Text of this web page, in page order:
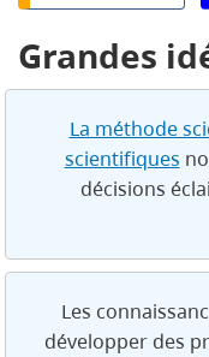
Grandes
La méthode
scientifiques
décisions
Les
développer des